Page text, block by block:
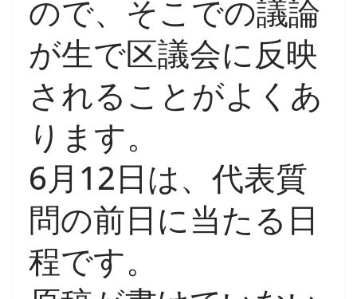
ので、そこでの議論
が生で区議会に反映
されることがよくあ
ります。
6月12日は、代表質
問の前日に当たる日
程です。